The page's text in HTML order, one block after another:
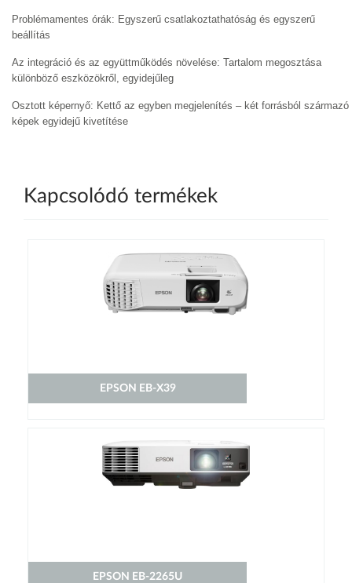
Problémamentes órák: Egyszerű csatlakoztathatóság és egyszerű
beállítás
Az integráció és az együttműködés növelése: Tartalom megosztása
különböző eszközökről, egyidejűleg
Osztott képernyő: Kettő az egyben megjelenítés – két forrásból származó
képek egyidejű kivetítése
Kapcsolódó termékek
EPSON EB-X39
EPSON EB-2265U